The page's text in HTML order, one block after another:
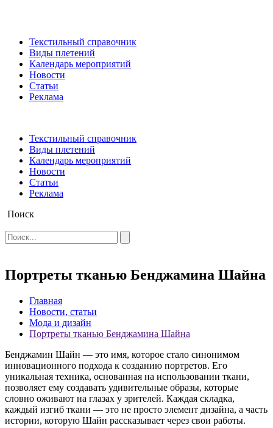
Текстильный справочник
Виды плетений
Календарь мероприятий
Новости
Статьи
Реклама
Текстильный справочник
Виды плетений
Календарь мероприятий
Новости
Статьи
Реклама
Поиск
Портреты тканью Бенджамина Шайна
Главная
Новости, статьи
Мода и дизайн
Портреты тканью Бенджамина Шайна
Бенджамин Шайн — это имя, которое стало синонимом
инновационного подхода к созданию портретов. Его
уникальная техника, основанная на использовании ткани,
позволяет ему создавать удивительные образы, которые
словно оживают на глазах у зрителей. Каждая складка,
каждый изгиб ткани — это не просто элемент дизайна, а часть
истории, которую Шайн рассказывает через свои работы.